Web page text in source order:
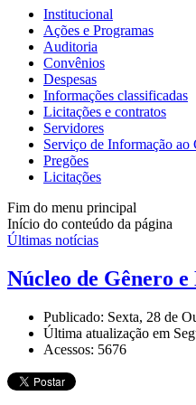
Institucional
Ações e Programas
Auditoria
Convênios
Despesas
Informações classificadas
Licitações e contratos
Servidores
Serviço de Informação ao
Pregões
Licitações
Fim do menu principal
Início do conteúdo da página
Últimas notícias
Núcleo de Gênero
Publicado: Sexta, 28 de
Última atualização em
Acessos: 5676